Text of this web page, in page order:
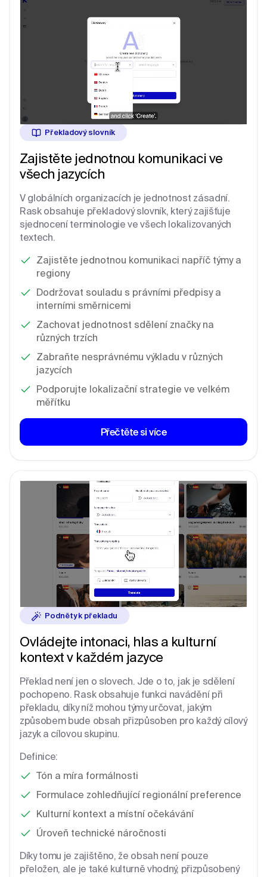
Překladový slovník
Zajistěte jednotnou komunikaci ve
všech jazycích
V globálních organizacích je jednotnost zásadní.
Rask obsahuje překladový slovník, který zajišťuje
sjednocení terminologie ve všech lokalizovaných
textech.
Zajistěte jednotnou komunikaci napříč týmy a
regiony
Dodržovat souladu s právními předpisy a
interními směrnicemi
Zachovat jednotnost sdělení značky na
různých trzích
Zabraňte nesprávnému výkladu v různých
jazycích
Podporujte lokalizační strategie ve velkém
měřítku
Přečtěte si více
Podněty k překladu
Ovládejte intonaci, hlas a kulturní
kontext v každém jazyce
Překlad není jen o slovech. Jde o to, jak je sdělení
pochopeno. Rask obsahuje funkci navádění při
překladu, díky níž mohou týmy určovat, jakým
způsobem bude obsah přizpůsoben pro každý cílový
jazyk a cílovou skupinu.
Definice:
Tón a míra formálnosti
Formulace zohledňující regionální preference
Kulturní kontext a místní očekávání
Úroveň technické náročnosti
Díky tomu je zajištěno, že obsah není pouze
přeložen, ale je také kulturně vhodný, přizpůsobený